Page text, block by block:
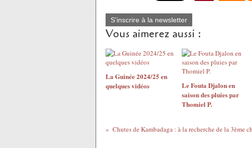
S'inscrire à la newsletter
Vous aimerez aussi :
La Guinée 2024/25 en
quelques vidéos
Le Fouta Djalon en
saison des pluies par
Thomiel P.
Chutes de Kambadaga : à la recherche de la 3ème